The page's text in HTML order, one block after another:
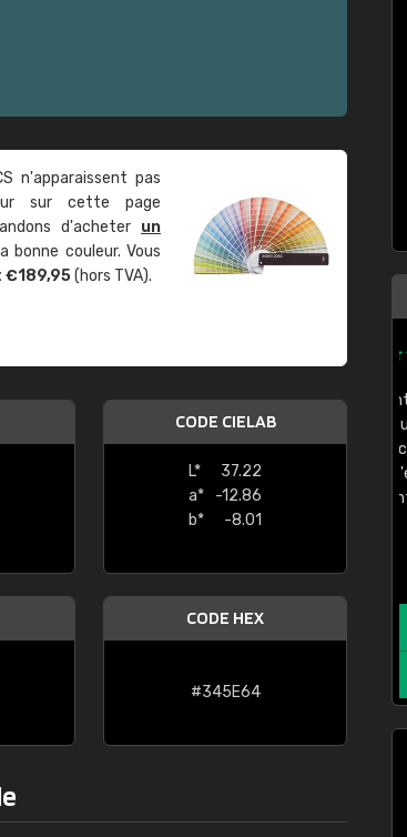
n'apparaissent pas
sur cette page
d'acheter un
bonne couleur. Vous
€189,95(hors TVA).
CODE CIELAB
L*
37.22
a*
-12.86
b*
-8.01
CODE HEX
#345E64
"Le site ne permet pas de voir clairement quels
sont les produits disponibles. Il y a plusieurs
palettes de couleurs: Classic, Design, etc. On ne
comprend pas qui est quoi. La livraison s'est
bien passé et le produit reçu me convient."